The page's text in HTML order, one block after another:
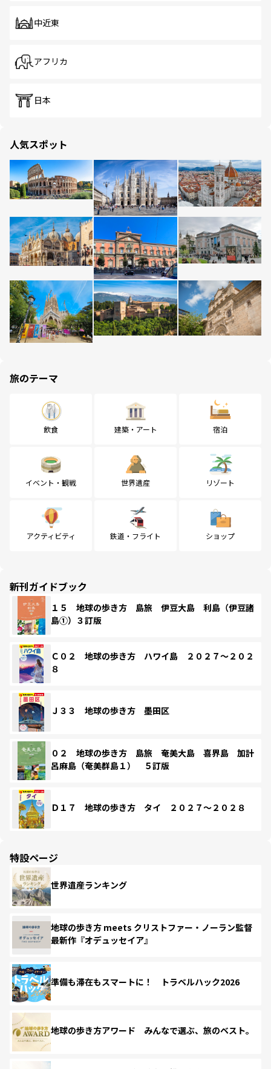
中近東
アフリカ
日本
人気スポット
旅のテーマ
飲食 建築・アート 宿泊
イベント・観戦 世界遺産 リゾート
アクティビティ 鉄道・フライト ショップ
新刊ガイドブック
１５ 地球の歩き方 島旅 伊豆大島 利島（伊豆諸
島①）３訂版
Ｃ０２ 地球の歩き方 ハワイ島 ２０２７～２０２
８
Ｊ３３ 地球の歩き方 墨田区
０２ 地球の歩き方 島旅 奄美大島 喜界島 加計
呂麻島（奄美群島１） ５訂版
Ｄ１７ 地球の歩き方 タイ ２０２７～２０２８
特設ページ
世界遺産ランキング
地球の歩き方 meets クリストファー・ノーラン監督
最新作『オデュッセイア』
準備も滞在もスマートに！ トラベルハック2026
地球の歩き方アワード みんなで選ぶ、旅のベスト。